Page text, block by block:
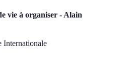
vie à organiser - Alain
Internationale